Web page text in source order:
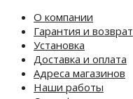
О компании
Гарантия и возврат
Установка
Доставка и оплата
Адреса магазинов
Наши работы